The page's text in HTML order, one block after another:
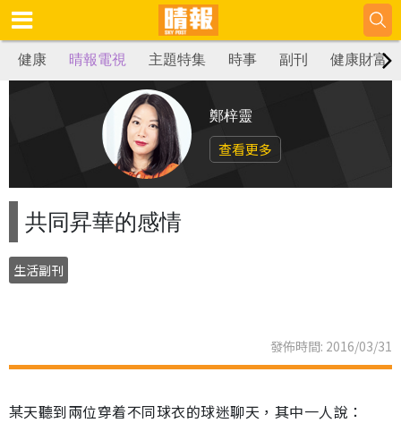
健康 晴報電視 主題特集 時事 副刊 健康財富
鄭梓靈
查看更多
共同昇華的感情
生活副刊
發佈時間: 2016/03/31
某天聽到兩位穿着不同球衣的球迷聊天，其中一人說：